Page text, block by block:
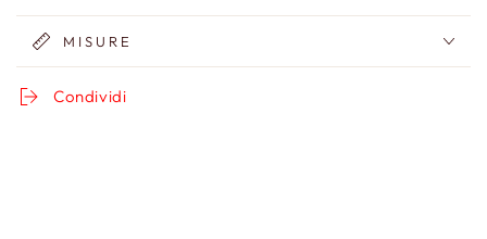
MISURE
Condividi